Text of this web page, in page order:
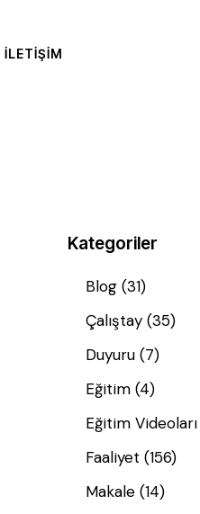
İLETIŞIM
Kategoriler
Blog (31)
Çalıştay (35)
Duyuru (7)
Eğitim (4)
Eğitim Videoları
Faaliyet (156)
Makale (14)